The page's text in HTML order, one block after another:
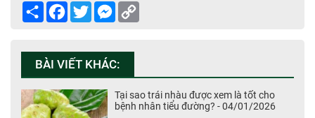
Share Facebook
TwitterMessenger
BÀI VIẾT KHÁC:
Tại sao trái nhàu được xem là tốt cho
bệnh nhân tiểu đường? - 04/01/2026